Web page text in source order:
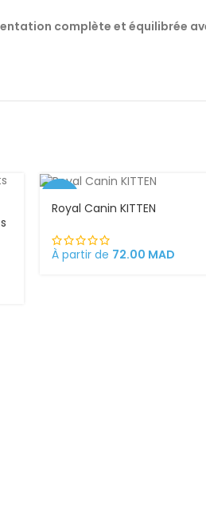
complète et équilibrée
Royal Canin KITTEN
À partir de 72.00 MAD